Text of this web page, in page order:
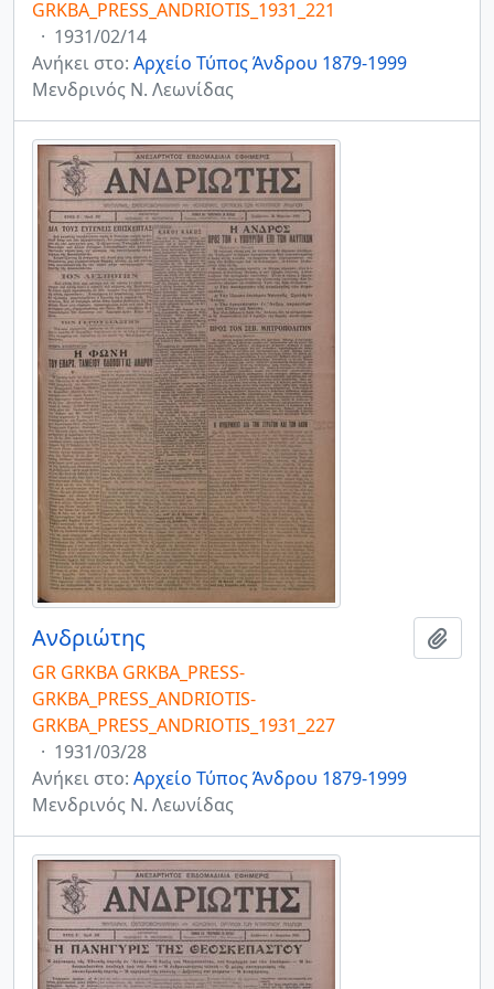
GRKBA_PRESS_ANDRIOTIS_1931_221
· 1931/02/14
Ανήκει στο: Αρχείο Τύπος Άνδρου 1879-1999
Μενδρινός Ν. Λεωνίδας
Ανδριώτης
GR GRKBA GRKBA_PRESS-
GRKBA_PRESS_ANDRIOTIS-
GRKBA_PRESS_ANDRIOTIS_1931_227
· 1931/03/28
Ανήκει στο: Αρχείο Τύπος Άνδρου 1879-1999
Μενδρινός Ν. Λεωνίδας